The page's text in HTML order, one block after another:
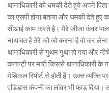
थानाधिकारी को धमकी देते हुये अपने
का एसपी होना बताया और धमकी देते
सीआई काम करते है। मैरे जीजा कंवर पाल
नाथावत है तेरे को जो करना है वो कर
थानाधिकारी से गुथम गुथा हो गया और
कनपटी पर मारी जिससे थानाधिकारी
मेडिकल रिपोर्ट से होती हैं। उक्त व्यक्ति
एडिडास कंपनी का लॉवर भी फाड़ दिया।